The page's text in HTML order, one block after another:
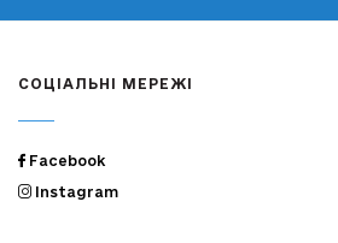
СОЦІАЛЬНІ МЕРЕЖІ
Facebook
Instagram